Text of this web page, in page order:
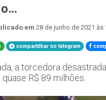
em28 de junho de 2021 às
compartilhar no telegram
a torcedora
R$ 89 milhões.